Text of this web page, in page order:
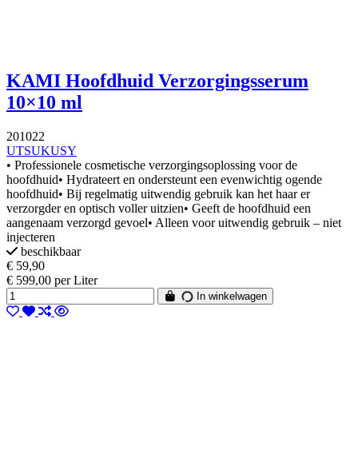
KAMI Hoofdhuid Verzorgingsserum
10×10 ml
201022
UTSUKUSY
• Professionele cosmetische verzorgingsoplossing voor de
hoofdhuid• Hydrateert en ondersteunt een evenwichtig ogende
hoofdhuid• Bij regelmatig uitwendig gebruik kan het haar er
verzorgder en optisch voller uitzien• Geeft de hoofdhuid een
aangenaam verzorgd gevoel• Alleen voor uitwendig gebruik – niet
injecteren
beschikbaar
€ 59,90
€ 599,00 per Liter
In winkelwagen